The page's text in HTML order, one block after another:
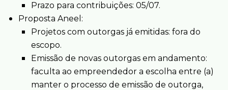
Prazo para contribuições: 05/07.
Proposta Aneel:
Projetos com outorgas já emitidas: fora do
escopo.
Emissão de novas outorgas em andamento:
faculta ao empreendedor a escolha entre (a)
manter o processo de emissão de outorga,